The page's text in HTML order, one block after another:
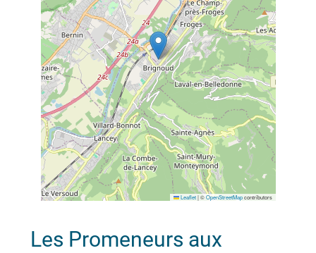
Leaflet |©OpenStreetMapcontributors
Les Promeneurs aux